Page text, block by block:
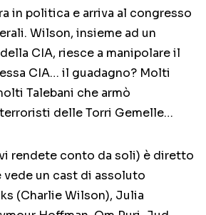
in politica e arriva al congresso
Wilson, insieme ad un
CIA, riesce a manipolare il
CIA… il guadagno? Molti
Talebani che armò
delle Torri Gemelle…
rendete conto da soli) è diretto
vede un cast di assoluto
(Charlie Wilson), Julia